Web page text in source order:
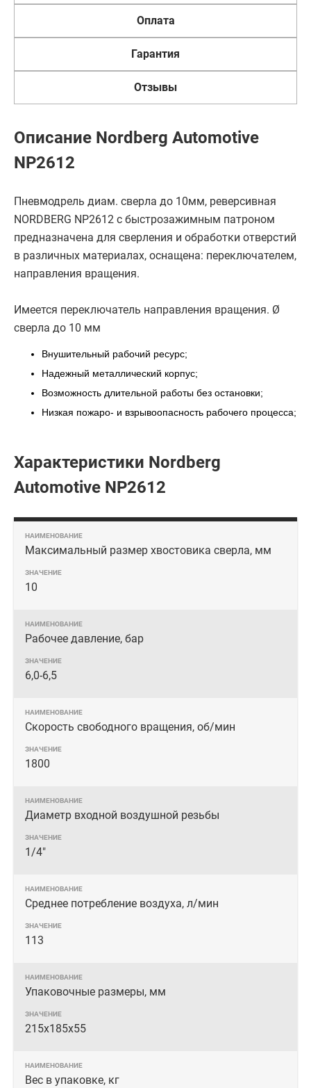
Оплата
Гарантия
Отзывы
Описание Nordberg Automotive
NP2612
Пневмодрель диам. сверла до 10мм, реверсивная
NORDBERG NP2612 с быстрозажимным патроном
предназначена для сверления и обработки отверстий
в различных материалах, оснащена: переключателем,
направления вращения.
Имеется переключатель направления вращения. Ø
сверла до 10 мм
Внушительный рабочий ресурс;
Надежный металлический корпус;
Возможность длительной работы без остановки;
Низкая пожаро- и взрывоопасность рабочего процесса;
Характеристики Nordberg
Automotive NP2612
Максимальный размер хвостовика сверла, мм
10
Рабочее давление, бар
6,0-6,5
Скорость свободного вращения, об/мин
1800
Диаметр входной воздушной резьбы
1/4"
Среднее потребление воздуха, л/мин
113
Упаковочные размеры, мм
215х185х55
Вес в упаковке, кг